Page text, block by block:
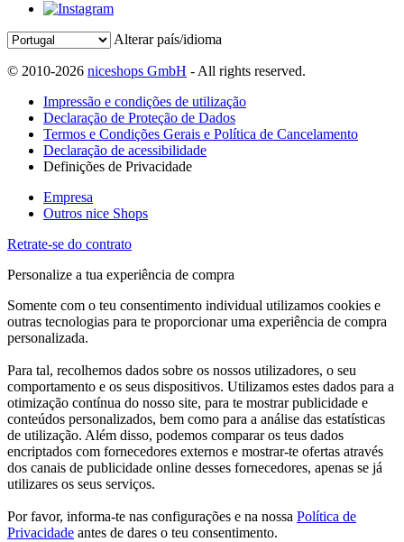
Alterar país/idioma
© 2010-2026 niceshops GmbH - All rights reserved.
Impressão e condições de utilização
Declaração de Proteção de Dados
Termos e Condições Gerais e Política de Cancelamento
Declaração de acessibilidade
Definições de Privacidade
Empresa
Outros nice Shops
Retrate-se do contrato
Personalize a tua experiência de compra
Somente com o teu consentimento individual utilizamos cookies e
outras tecnologias para te proporcionar uma experiência de compra
personalizada.
Para tal, recolhemos dados sobre os nossos utilizadores, o seu
comportamento e os seus dispositivos. Utilizamos estes dados para a
otimização contínua do nosso site, para te mostrar publicidade e
conteúdos personalizados, bem como para a análise das estatísticas
de utilização. Além disso, podemos comparar os teus dados
encriptados com fornecedores externos e mostrar-te ofertas através
dos canais de publicidade online desses fornecedores, apenas se já
utilizares os seus serviços.
Por favor, informa-te nas configurações e na nossa Política de
Privacidade antes de dares o teu consentimento.